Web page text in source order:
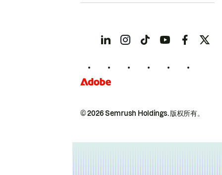
© 2026 Semrush Holdings.版权所有。